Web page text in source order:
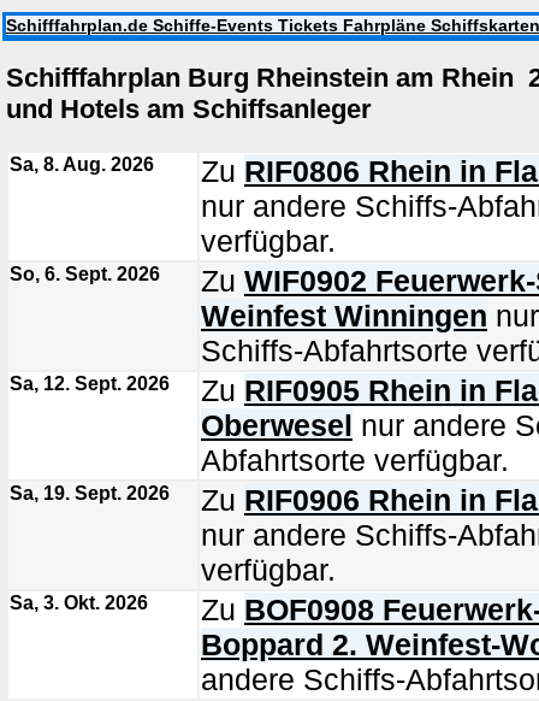
Schifffahrplan.de Schiffe-Events Tickets Fahrpläne Schiffskarten
Schifffahrplan Burg Rheinstein am Rhein
und Hotels am Schiffsanleger
Sa, 8. Aug. 2026 Zu RIF0806 Rhein in
nur andere Schiffs-
verfügbar.
So, 6. Sept. 2026 Zu WIF0902
Weinfest Winningen
Schiffs-Abfahrtsorte
Sa, 12. Sept. 2026 Zu RIF0905 Rhein in
Oberwesel nur andere
Abfahrtsorte verfügbar.
Sa, 19. Sept. 2026 Zu RIF0906 Rhein in
nur andere Schiffs-
verfügbar.
Sa, 3. Okt. 2026 Zu BOF0908
Boppard 2. Weinfest-
andere Schiffs-